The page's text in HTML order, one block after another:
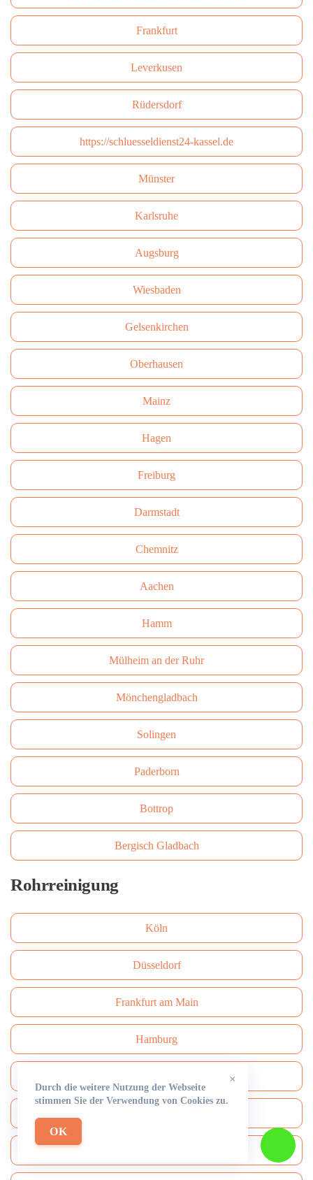
Frankfurt
Leverkusen
Rüdersdorf
https://schluesseldienst24-kassel.de
Münster
Karlsruhe
Augsburg
Wiesbaden
Gelsenkirchen
Oberhausen
Mainz
Hagen
Freiburg
Darmstadt
Сhemnitz
Aachen
Hamm
Mülheim an der Ruhr
Mönchengladbach
Solingen
Paderborn
Bottrop
Bergisch Gladbach
Rohrreinigung
Köln
Düsseldorf
Frankfurt am Main
Hamburg
×
Durch die weitere Nutzung der Webseite
stimmen Sie der Verwendung von Cookies zu.
OK